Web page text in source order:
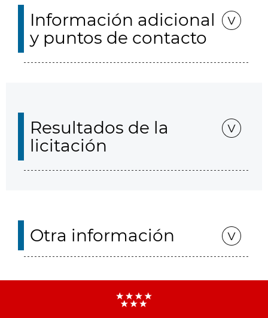
Información adicional
y puntos de contacto
Resultados de la
licitación
Otra información